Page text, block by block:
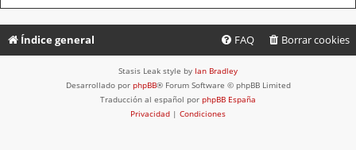
Índice general Borrar cookies
FAQ
Stasis Leak style by Ian Bradley
Desarrollado por phpBB® Forum Software © phpBB Limited
Traducción al español por phpBB España
Privacidad | Condiciones